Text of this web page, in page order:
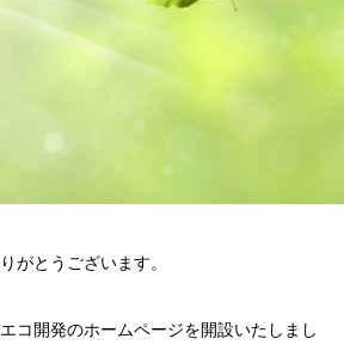
がとうございます。
コ開発のホームページを開設いたしまし